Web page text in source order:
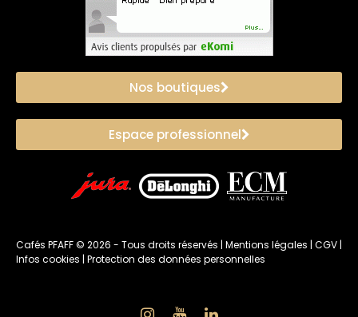
Nos boutiques
Espace professionnel
Cafés PFAFF © 2026 - Tous droits réservés | Mentions légales | CGV |
Infos cookies | Protection des données personnelles